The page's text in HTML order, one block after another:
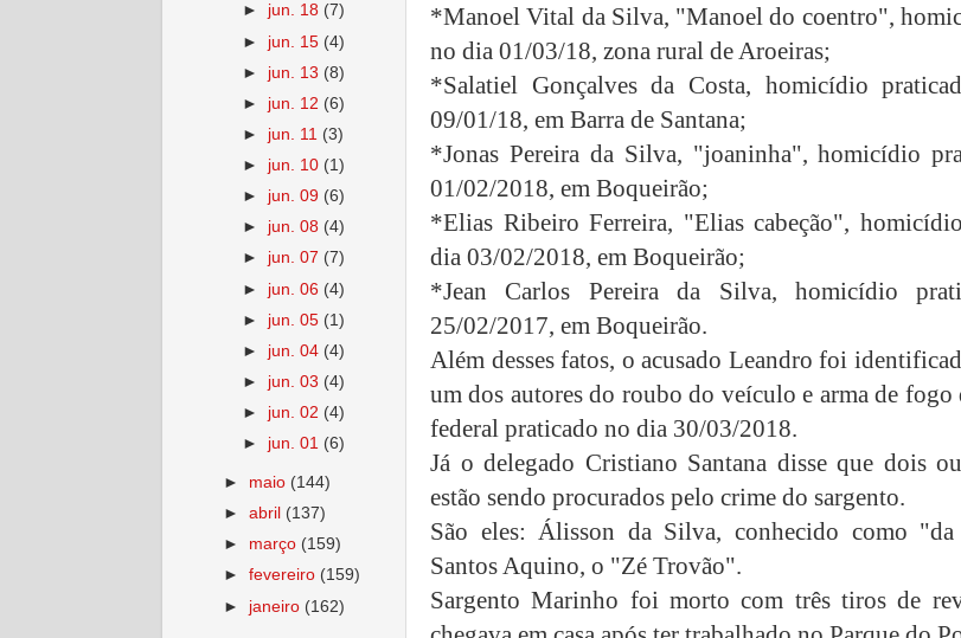
*Manoel Vital da Silva, "Manoel do coentro",
no dia 01/03/18, zona rural de Aroeiras;
*Salatiel Gonçalves da Costa, homicídio
09/01/18, em Barra de Santana;
*Jonas Pereira da Silva, "joaninha", homicídio
01/02/2018, em Boqueirão;
*Elias Ribeiro Ferreira, "Elias cabeção",
dia 03/02/2018, em Boqueirão;
*Jean Carlos Pereira da Silva, homicídio
25/02/2017, em Boqueirão.
Além desses fatos, o acusado Leandro foi
um dos autores do roubo do veículo e arma de
federal praticado no dia 30/03/2018.
Já o delegado Cristiano Santana disse que dois
estão sendo procurados pelo crime do sargento.
São eles: Álisson da Silva, conhecido como
Santos Aquino, o "Zé Trovão".
Sargento Marinho foi morto com três tiros de
► jun. 18 (7)
► jun. 15 (4)
► jun. 13 (8)
► jun. 12 (6)
► jun. 11 (3)
► jun. 10 (1)
► jun. 09 (6)
► jun. 08 (4)
► jun. 07 (7)
► jun. 06 (4)
► jun. 05 (1)
► jun. 04 (4)
► jun. 03 (4)
► jun. 02 (4)
► jun. 01 (6)
► maio (144)
►abril (137)
► março (159)
►fevereiro (159)
► janeiro (162)